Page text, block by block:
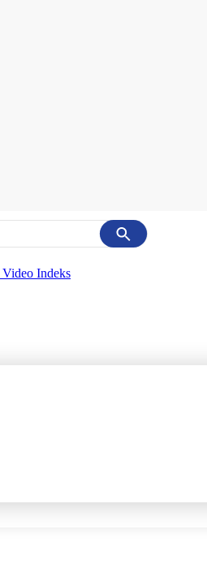
Cancel
Video Indeks